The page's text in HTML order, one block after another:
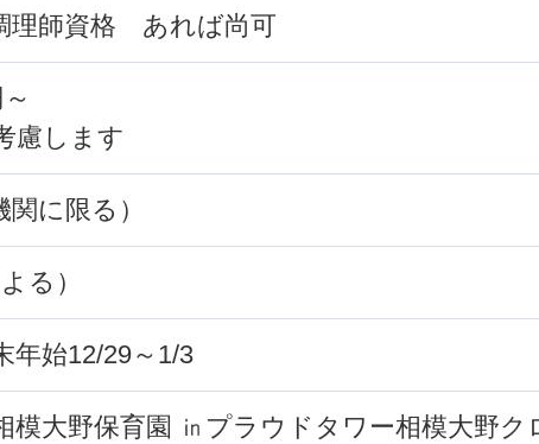
理師資格 あれば尚可
慮します
に限る）
る）
年始12/29～1/3
大野保育園 ㏌プラウドタワー相模大野ク